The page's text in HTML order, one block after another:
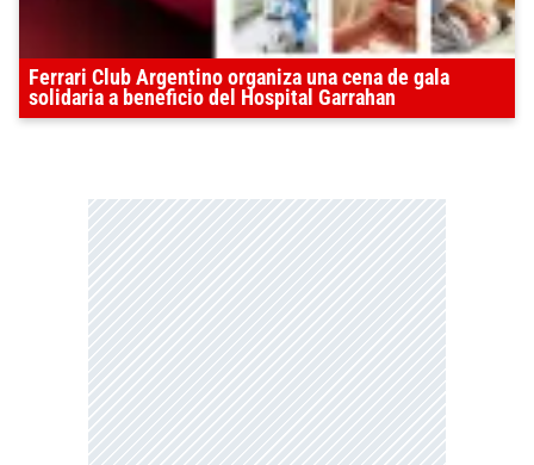
Ferrari Club Argentino organiza una cena de gala
solidaria a beneficio del Hospital Garrahan